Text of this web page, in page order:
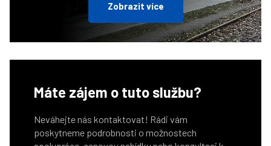
Zobrazit více
Máte zájem o tuto službu?
Neváhejte nás kontaktovat! Rádi vám
poskytneme podrobnosti o možnostech